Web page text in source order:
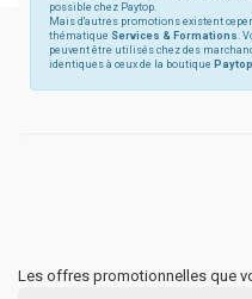
possible chez Paytop.
Mais d'autres promotions existent
thématique Services & Formations.
peuvent être utilisés chez des
identiques à ceux de la boutique Paytop
Les offres promotionnelles que